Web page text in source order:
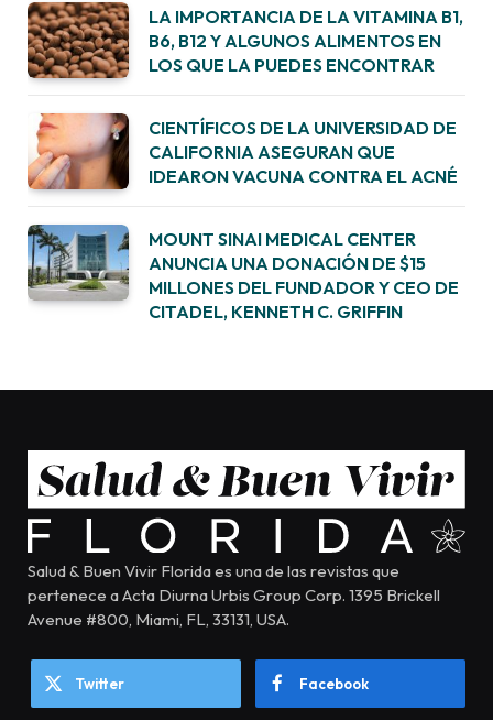
LA IMPORTANCIA DE LA VITAMINA B1,
B6, B12 Y ALGUNOS ALIMENTOS EN
LOS QUE LA PUEDES ENCONTRAR
CIENTÍFICOS DE LA UNIVERSIDAD DE
CALIFORNIA ASEGURAN QUE
IDEARON VACUNA CONTRA EL ACNÉ
MOUNT SINAI MEDICAL CENTER
ANUNCIA UNA DONACIÓN DE $15
MILLONES DEL FUNDADOR Y CEO DE
CITADEL, KENNETH C. GRIFFIN
Salud & Buen Vivir Florida es una de las revistas que
pertenece a Acta Diurna Urbis Group Corp. 1395 Brickell
Avenue #800, Miami, FL, 33131, USA.
Twitter Facebook